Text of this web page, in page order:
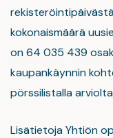
kokonaismäärä
on 64 035 439
kaupankäynnin
pörssilistalla arviolta
Lisätietoja Yhtiön